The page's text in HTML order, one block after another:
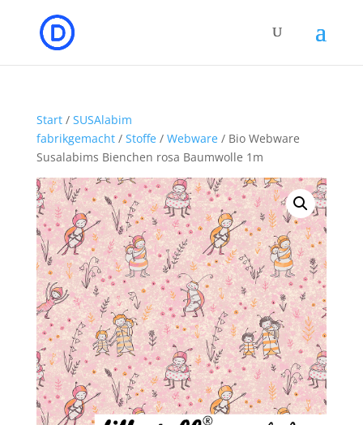
Start/ SUSAlabim
fabrikgemacht/ Stoffe/ Webware/ Bio Webware
Susalabims Bienchen rosa Baumwolle 1m